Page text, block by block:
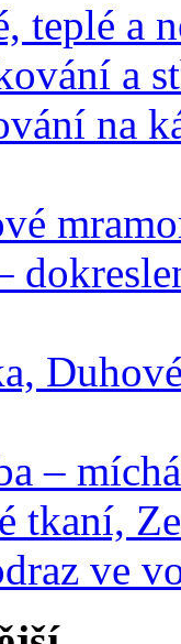
teplé a
a
na
–
tkaní,
ve